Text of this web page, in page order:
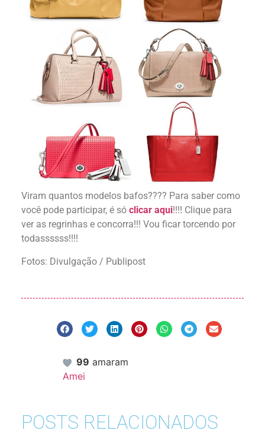
Viram quantos modelos bafos???? Para saber como
você pode participar, é só clicar aqui!!!! Clique para
ver as regrinhas e concorra!!! Vou ficar torcendo por
todassssss!!!!
Fotos: Divulgação / Publipost
99 amaram
Amei
POSTS RELACIONADOS